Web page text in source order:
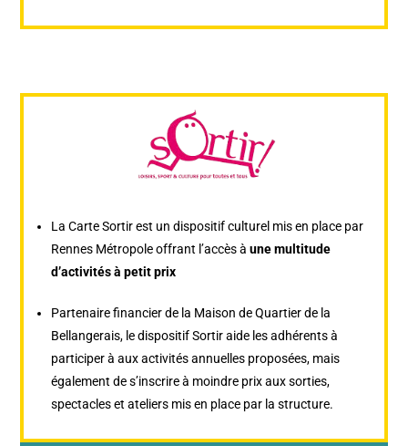
La Carte Sortir est un dispositif culturel mis en place par
Rennes Métropole offrant l’accès àune multitude
d’activités à petit prix
Partenaire financier de la Maison de Quartier de la
Bellangerais, le dispositif Sortir aide les adhérents à
participer à aux activités annuelles proposées, mais
également de s’inscrire à moindre prix aux sorties,
spectacles et ateliers mis en place par la structure.